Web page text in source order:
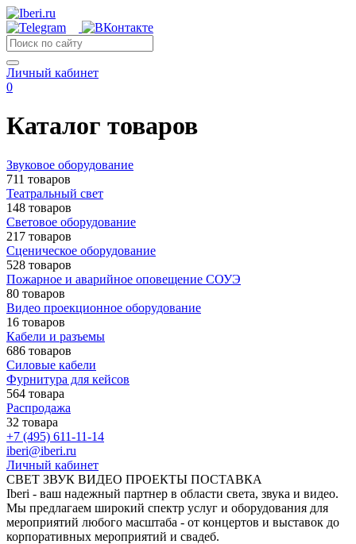
Личный кабинет
0
Каталог товаров
Звуковое оборудование
711 товаров
Театральный свет
148 товаров
Световое оборудование
217 товаров
Сценическое оборудование
528 товаров
Пожарное и аварийное оповещение СОУЭ
80 товаров
Видео проекционное оборудование
16 товаров
Кабели и разъемы
686 товаров
Силовые кабели
Фурнитура для кейсов
564 товара
Распродажа
32 товара
+7 (495) 611-11-14
iberi@iberi.ru
Личный кабинет
СВЕТ ЗВУК ВИДЕО ПРОЕКТЫ ПОСТАВКА
Iberi - ваш надежный партнер в области света, звука и видео.
Мы предлагаем широкий спектр услуг и оборудования для
мероприятий любого масштаба - от концертов и выставок до
корпоративных мероприятий и свадеб.